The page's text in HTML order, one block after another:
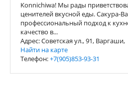
Konnichiwa! Мы рады
ценителей вкусной еды. Сакура-
профессиональный подход к
качество в...
Адрес: Советская ул., 91, Варгаши,
Найти на карте
Телефон:+7(905)853-93-31